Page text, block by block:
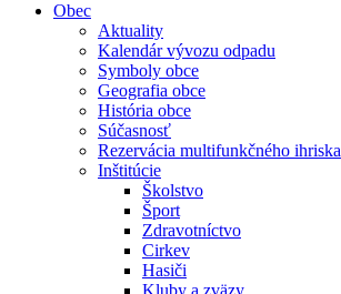
Obec
Aktuality
Kalendár vývozu odpadu
Symboly obce
Geografia obce
História obce
Súčasnosť
Rezervácia multifunkčného ihriska
Inštitúcie
Školstvo
Šport
Zdravotníctvo
Cirkev
Hasiči
Kluby a zväzy